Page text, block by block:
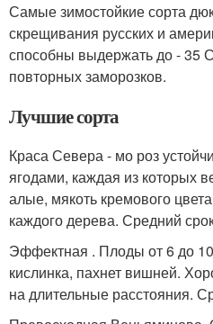
Самые зимостойкие сорта
скрещивания русских и
способны выдержать до - 35
повторных заморозков.
Лучшие сорта
Краса Севера - мо роз
ягодами, каждая из которых
алые, мякоть кремового
каждого дерева. Средний
Эффектная . Плоды от 6 до 10
кислинка, пахнет вишней.
на длительные расстояния.